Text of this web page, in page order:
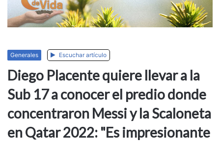
Generales Escuchar artículo
Diego Placente quiere llevar a la
Sub 17 a conocer el predio donde
concentraron Messi y la Scaloneta
en Qatar 2022: "Es impresionante